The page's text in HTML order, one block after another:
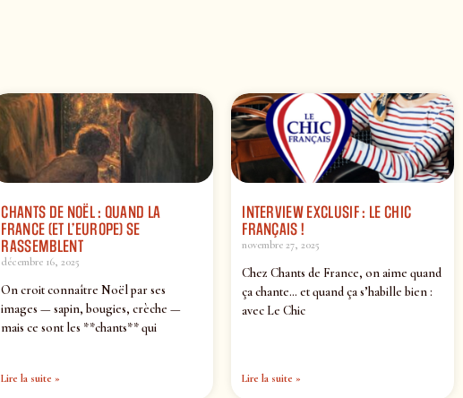
CHANTS DE NOËL : QUAND LA
FRANCE (ET L’EUROPE) SE
RASSEMBLENT
décembre 16, 2025
On croit connaître Noël par ses
images — sapin, bougies, crèche —
mais ce sont les **chants** qui
Lire la suite »
INTERVIEW EXCLUSIF : LE CHIC
FRANÇAIS !
novembre 27, 2025
Chez Chants de France, on aime quand
ça chante… et quand ça s’habille bien :
avec Le Chic
Lire la suite »